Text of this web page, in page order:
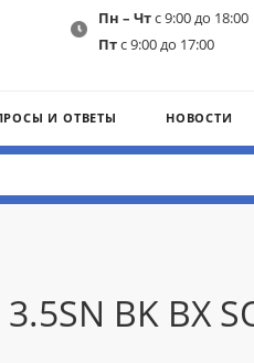
Пн – Чтс 9:00 до 18:00
Птс 9:00 до 17:00
И ОТВЕТЫ НОВОСТИ
BK BX